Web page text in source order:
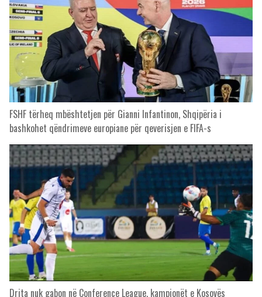
FSHF tërheq mbështetjen për Gianni Infantinon, Shqipëria i
bashkohet qëndrimeve europiane për qeverisjen e FIFA-s
Drita nuk gabon në Conference League, kampionët e Kosovës